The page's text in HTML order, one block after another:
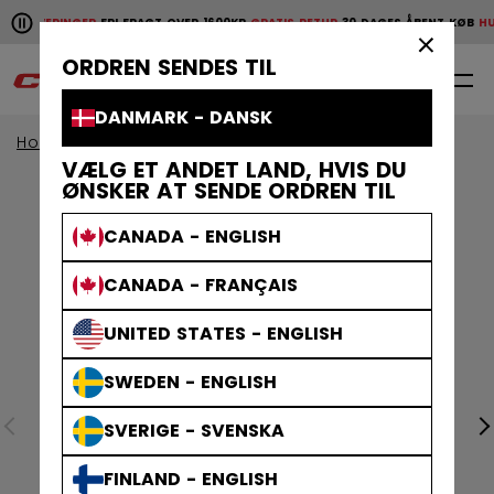
ORDREN SENDES TIL
DANMARK - DANSK
VÆLG ET ANDET LAND, HVIS DU
ØNSKER AT SENDE ORDREN TIL
CANADA - ENGLISH
CANADA - FRANÇAIS
UNITED STATES - ENGLISH
SWEDEN - ENGLISH
SVERIGE - SVENSKA
FINLAND - ENGLISH
Pause the horizontal scroll animation.
LEVERINGERFRI FRAGT OVER 1600KRGRATIS RETUR30 DAGES ÅBENT KØB
Hurtige leveringer Gratis retur 30
Home Klæder